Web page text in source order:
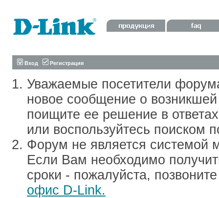
Вход Регистрация
Уважаемые посетители
новое сообщение о
поищите ее решение в
или воспользуйтесь поиском
Форум не является системой
Если Вам необходимо
сроки - пожалуйста,
офис D-Link.